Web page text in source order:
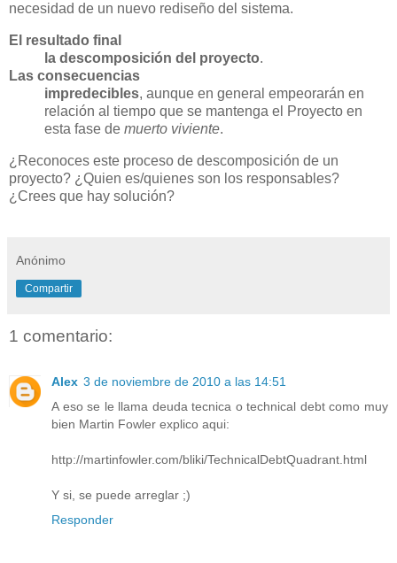
necesidad de un nuevo rediseño del sistema.
El resultado final
la descomposición del proyecto.
Las consecuencias
impredecibles, aunque en general empeorarán en
relación al tiempo que se mantenga el Proyecto en
esta fase de muerto viviente.
¿Reconoces este proceso de descomposición de un
proyecto? ¿Quien es/quienes son los responsables?
¿Crees que hay solución?
Anónimo
Compartir
1 comentario:
Alex 3 de noviembre de 2010 a las 14:51
A eso se le llama deuda tecnica o technical debt como muy
bien Martin Fowler explico aqui:
http://martinfowler.com/bliki/TechnicalDebtQuadrant.html
Y si, se puede arreglar ;)
Responder